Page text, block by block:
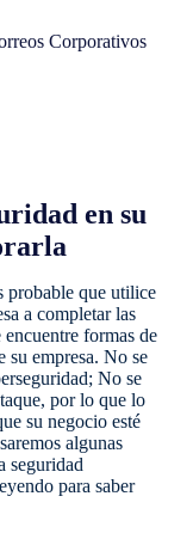
en su
probable que utilice
a completar las
encuentre formas de
su empresa. No se
No se
por lo que lo
su negocio esté
algunas
seguridad
para saber